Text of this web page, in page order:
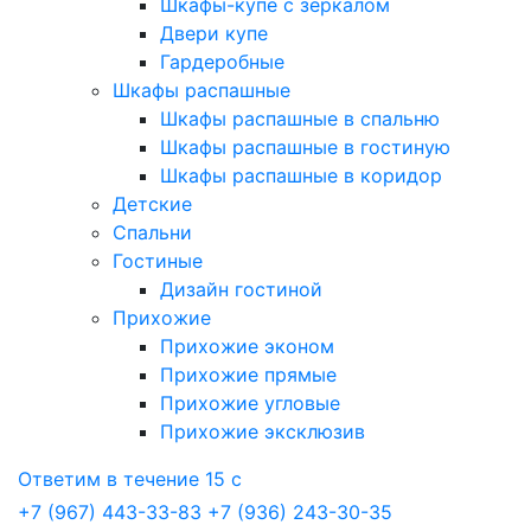
Шкафы-купе с зеркалом
Двери купе
Гардеробные
Шкафы распашные
Шкафы распашные в спальню
Шкафы распашные в гостиную
Шкафы распашные в коридор
Детские
Спальни
Гостиные
Дизайн гостиной
Прихожие
Прихожие эконом
Прихожие прямые
Прихожие угловые
Прихожие эксклюзив
Ответим в течение 15 с
+7 (967) 443-33-83 +7 (936) 243-30-35